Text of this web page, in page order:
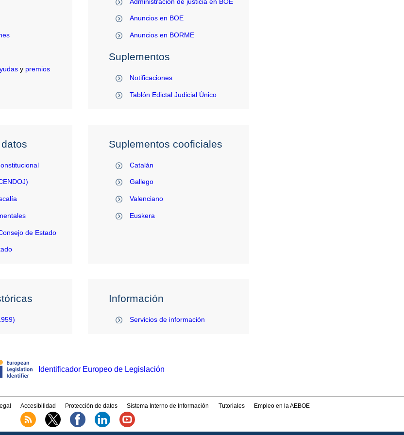
y premios
Anuncios en BOE
Anuncios en BORME
Suplementos
Notificaciones
Tablón Edictal Judicial Único
de Estado
Suplementos cooficiales
Catalán
Gallego
Valenciano
Euskera
Información
Servicios de información
Identificador Europeo de Legislación
Accesibilidad Protección de datos Sistema Interno de Información Tutoriales Empleo en la AEBOE